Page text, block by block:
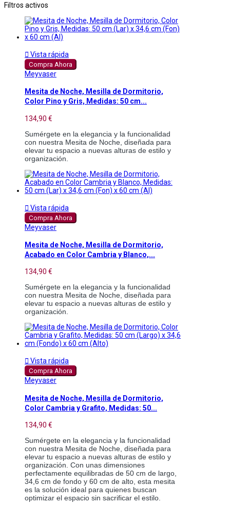
Filtros activos
 Vista rápida
Compra Ahora
Meyvaser
Mesita de Noche, Mesilla de Dormitorio,
Color Pino y Gris, Medidas: 50 cm...
134,90 €
Sumérgete en la elegancia y la funcionalidad
con nuestra Mesita de Noche, diseñada para
elevar tu espacio a nuevas alturas de estilo y
organización.
 Vista rápida
Compra Ahora
Meyvaser
Mesita de Noche, Mesilla de Dormitorio,
Acabado en Color Cambria y Blanco,...
134,90 €
Sumérgete en la elegancia y la funcionalidad
con nuestra Mesita de Noche, diseñada para
elevar tu espacio a nuevas alturas de estilo y
organización.
 Vista rápida
Compra Ahora
Meyvaser
Mesita de Noche, Mesilla de Dormitorio,
Color Cambria y Grafito, Medidas: 50...
134,90 €
Sumérgete en la elegancia y la funcionalidad
con nuestra Mesita de Noche, diseñada para
elevar tu espacio a nuevas alturas de estilo y
organización. Con unas dimensiones
perfectamente equilibradas de 50 cm de largo,
34,6 cm de fondo y 60 cm de alto, esta mesita
es la solución ideal para quienes buscan
optimizar el espacio sin sacrificar el estilo.